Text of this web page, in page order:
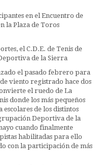
el C.D.E. de Tenis de
de la Sierra
el pasado febrero para
viento registrado hace dos
el ruedo de La
donde los más pequeños
de los distintos
Deportiva de la
cuando finalmente
habilitadas para ello
con la participación de más